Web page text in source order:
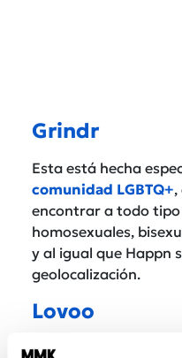
Grindr
Esta está hecha
comunidad LGBTQ+,
encontrar a todo tipo
homosexuales,
y al igual que Happn
geolocalización.
Lovoo
A diferencia de las